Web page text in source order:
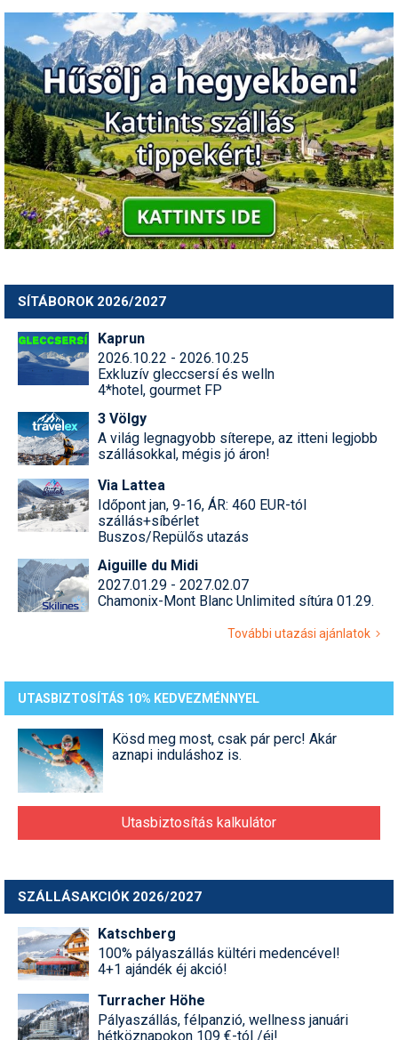
SÍTÁBOROK 2026/2027
Kaprun
2026.10.22 - 2026.10.25
Exkluzív gleccsersí és welln
4*hotel, gourmet FP
3 Völgy
A világ legnagyobb síterepe, az itteni legjobb
szállásokkal, mégis jó áron!
Via Lattea
Időpont jan, 9-16, ÁR: 460 EUR-tól
szállás+síbérlet
Buszos/Repülős utazás
Aiguille du Midi
2027.01.29 - 2027.02.07
Chamonix-Mont Blanc Unlimited sítúra 01.29.
További utazási ajánlatok
UTASBIZTOSÍTÁS 10% KEDVEZMÉNNYEL
Kösd meg most, csak pár perc! Akár
aznapi induláshoz is.
Utasbiztosítás kalkulátor
SZÁLLÁSAKCIÓK 2026/2027
Katschberg
100% pályaszállás kültéri medencével!
4+1 ajándék éj akció!
Turracher Höhe
Pályaszállás, félpanzió, wellness januári
hétköznapokon 109 €-tól /éj!